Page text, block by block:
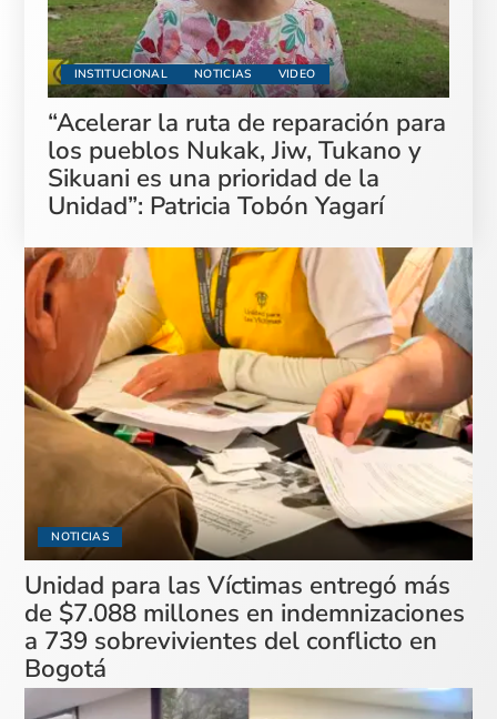
INSTITUCIONAL NOTICIAS VIDEO
“Acelerar la ruta de reparación para
los pueblos Nukak, Jiw, Tukano y
Sikuani es una prioridad de la
Unidad”: Patricia Tobón Yagarí
NOTICIAS
Unidad para las Víctimas entregó más
de $7.088 millones en indemnizaciones
a 739 sobrevivientes del conflicto en
Bogotá